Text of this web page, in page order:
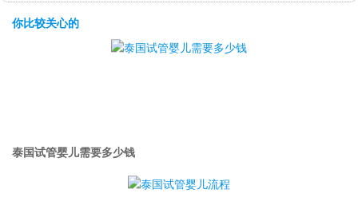
你比较关心的
泰国试管婴儿需要多少钱